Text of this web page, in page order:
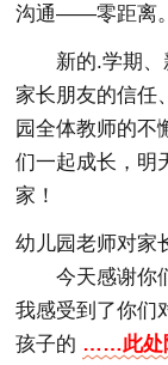
沟通——零距离
新的.学期
家长朋友的信任
园全体教师的不
们一起成长，明
家！
幼儿园老师对家
今天感谢你
我感受到了你们
孩子的 ……此处